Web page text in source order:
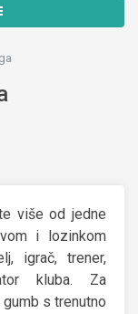
više od jedne
i lozinkom
igrač, trener,
kluba. Za
s trenutno